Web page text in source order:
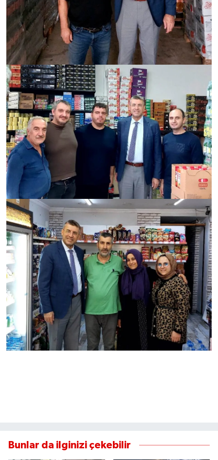
Bunlar da ilginizi çekebilir